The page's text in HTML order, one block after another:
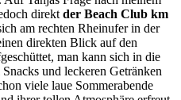
direkt der Beach Club km
am rechten Rheinufer in der
direkten Blick auf den
man kann sich in die
und leckeren Getränken
viele laue Sommerabende